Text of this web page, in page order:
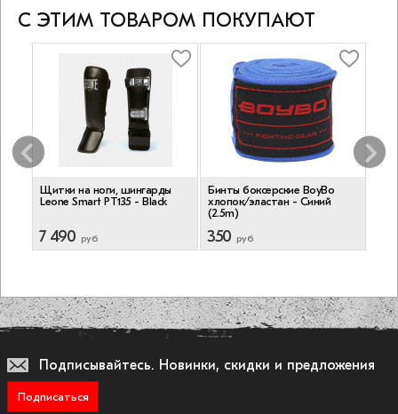
С ЭТИМ ТОВАРОМ ПОКУПАЮТ
Щитки на ноги, шингарды
Leone Smart PT135 - Black
7 490 руб
Бинты боксерские BoyBo
хлопок/эластан - Синий
(2.5m)
350 руб
Подписывайтесь. Новинки, скидки и предложения
Подписаться